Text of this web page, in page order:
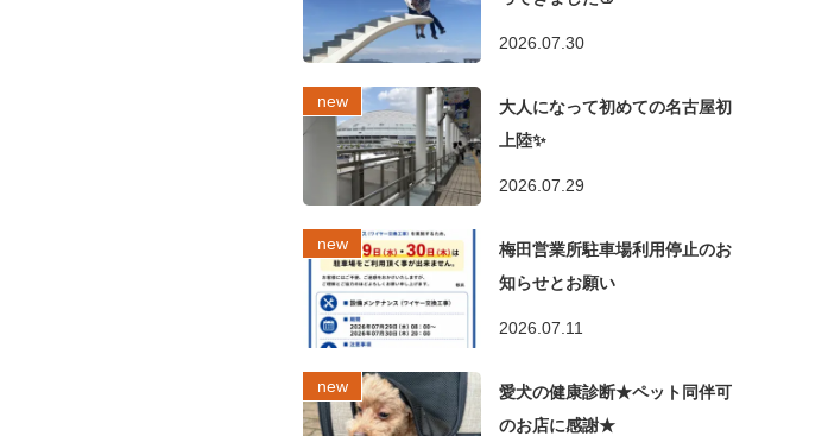
2026.07.30
大人になって初めての名古屋初
上陸✨
2026.07.29
梅田営業所駐車場利用停止のお
知らせとお願い
2026.07.11
愛犬の健康診断★ペット同伴可
のお店に感謝★